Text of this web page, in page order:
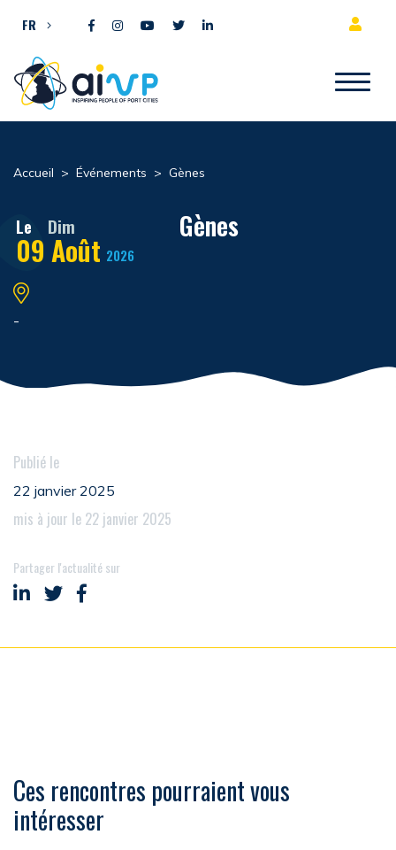
FR
Accueil > Événements > Gènes
Le Dim
09 Août 2026
Gènes
-
Publié le
22 janvier 2025
mis à jour le 22 janvier 2025
Partager l'actualité sur
Partager sur LinkedIn
Partager sur Twitter
Partager sur Facebook
Ces rencontres pourraient vous
intéresser